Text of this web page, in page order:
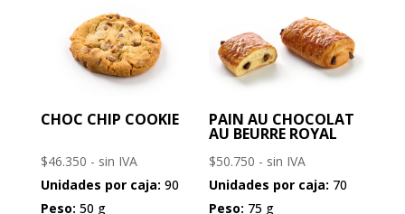
CHOC CHIP COOKIE
$46.350 - sin IVA
Unidades por caja: 90
Peso: 50 g
PAIN AU CHOCOLAT
AU BEURRE ROYAL
$50.750 - sin IVA
Unidades por caja: 70
Peso: 75 g